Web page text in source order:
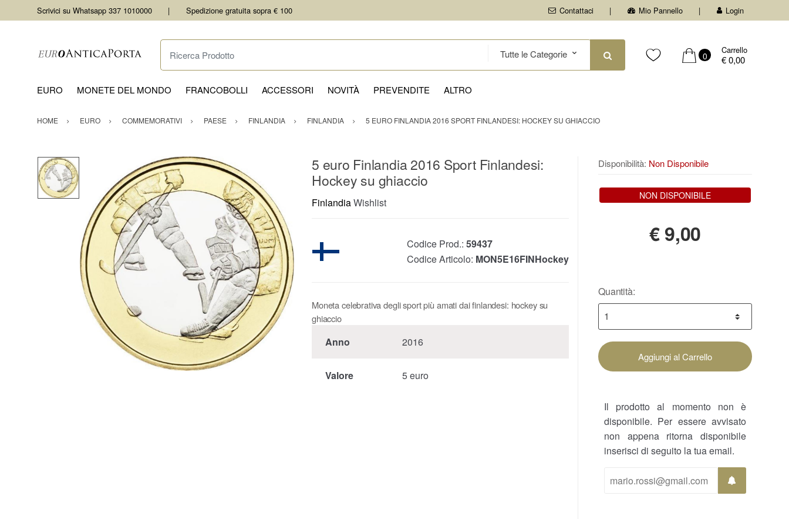
Scrivici su Whatsapp 337 1010000 Spedizione gratuita sopra € 100 Contattaci Mio Pannello Login
Ricerca Prodotto
0
Carrello
€ 0,00
EURO MONETE DEL MONDO FRANCOBOLLI ACCESSORI NOVITÀ PREVENDITE ALTRO
HOME EURO COMMEMORATIVI PAESE FINLANDIA FINLANDIA 5 EURO FINLANDIA 2016 SPORT FINLANDESI: HOCKEY SU GHIACCIO
5 euro Finlandia 2016 Sport Finlandesi:
Hockey su ghiaccio
FinlandiaWishlist
Codice Prod.: 59437
Codice Articolo: MON5E16FINHockey
Moneta celebrativa degli sport più amati dai finlandesi: hockey su
ghiaccio
Anno 2016
Valore 5 euro
Disponibilità: Non Disponibile
NON DISPONIBILE
€9,00
Quantità:
Aggiungi al Carrello
Il prodotto al momento non è
disponibile. Per essere avvisato
non appena ritorna disponibile
inserisci di seguito la tua email.